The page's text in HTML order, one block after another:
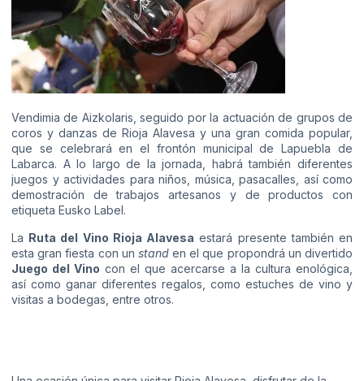
Vendimia de Aizkolaris, seguido por la actuación de grupos de
coros y danzas de Rioja Alavesa y una gran comida popular,
que se celebrará en el frontón municipal de Lapuebla de
Labarca. A lo largo de la jornada, habrá también diferentes
juegos y actividades para niños, música, pasacalles, así como
demostración de trabajos artesanos y de productos con
etiqueta Eusko Label.
La Ruta del Vino Rioja Alavesa estará presente también en
esta gran fiesta con un standen el que propondrá un divertido
Juego del Vino con el que acercarse a la cultura enológica,
así como ganar diferentes regalos, como estuches de vino y
visitas a bodegas, entre otros.